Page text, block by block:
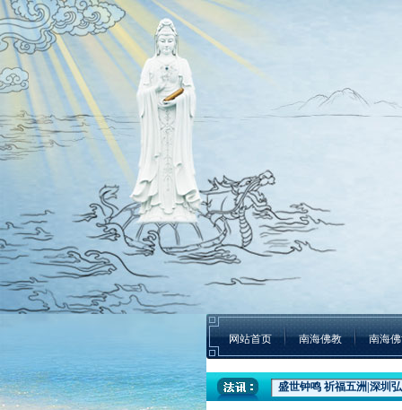
网站首页 南海佛教 南海
盛世钟鸣 祈福五洲|深圳
本焕学院2024年招生通告